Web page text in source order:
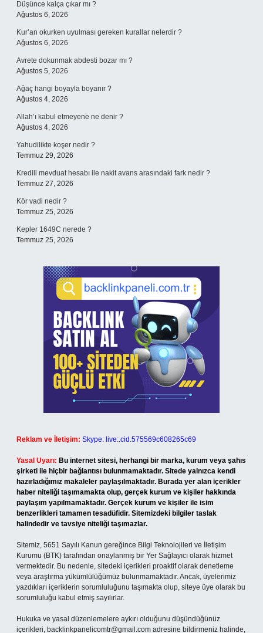
Düşünce kalça çıkar mı ?
Ağustos 6, 2026
Kur’an okurken uyulması gereken kurallar nelerdir ?
Ağustos 6, 2026
Avrete dokunmak abdesti bozar mı ?
Ağustos 5, 2026
Ağaç hangi boyayla boyanır ?
Ağustos 4, 2026
Allah’ı kabul etmeyene ne denir ?
Ağustos 4, 2026
Yahudilikte koşer nedir ?
Temmuz 29, 2026
Kredili mevduat hesabı ile nakit avans arasındaki fark nedir ?
Temmuz 27, 2026
Kör vadi nedir ?
Temmuz 25, 2026
Kepler 1649C nerede ?
Temmuz 25, 2026
Reklam ve İletişim: Skype: live:.cid.575569c608265c69
Yasal Uyarı: Bu internet sitesi, herhangi bir marka, kurum veya şahıs
şirketi ile hiçbir bağlantısı bulunmamaktadır. Sitede yalnızca kendi
hazırladığımız makaleler paylaşılmaktadır. Burada yer alan içerikler
haber niteliği taşımamakta olup, gerçek kurum ve kişiler hakkında
paylaşım yapılmamaktadır. Gerçek kurum ve kişiler ile isim
benzerlikleri tamamen tesadüfidir. Sitemizdeki bilgiler taslak
halindedir ve tavsiye niteliği taşımazlar.
Sitemiz, 5651 Sayılı Kanun gereğince Bilgi Teknolojileri ve İletişim
Kurumu (BTK) tarafından onaylanmış bir Yer Sağlayıcı olarak hizmet
vermektedir. Bu nedenle, sitedeki içerikleri proaktif olarak denetleme
veya araştırma yükümlülüğümüz bulunmamaktadır. Ancak, üyelerimiz
yazdıkları içeriklerin sorumluluğunu taşımakta olup, siteye üye olarak bu
sorumluluğu kabul etmiş sayılırlar.
Hukuka ve yasal düzenlemelere aykırı olduğunu düşündüğünüz
içerikleri, backlinkpanelicomtr@gmail.com adresine bildirmeniz halinde,